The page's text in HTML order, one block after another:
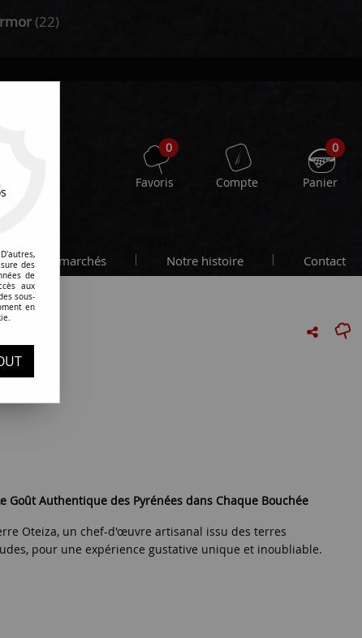
(22)
0
Favoris Compte
0
Panier
Les marchés Notre histoire Contact
avis !
Goût Authentique des Pyrénées dans Chaque Bouchée
Oteiza, un chef-d'œuvre artisanal issu des terres
pour une expérience gustative unique et inoubliable.
des
de
aux
sous-
en